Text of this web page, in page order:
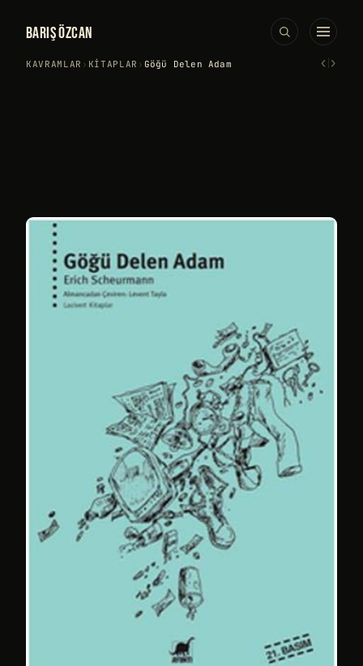
BARIŞ ÖZCAN
KAVRAMLAR › KITAPLAR › Göğü Delen Adam ‹›